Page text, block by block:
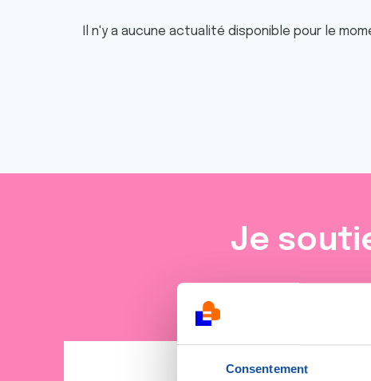
Consentement
Il n'y a aucune actualité disponible pour le
Je